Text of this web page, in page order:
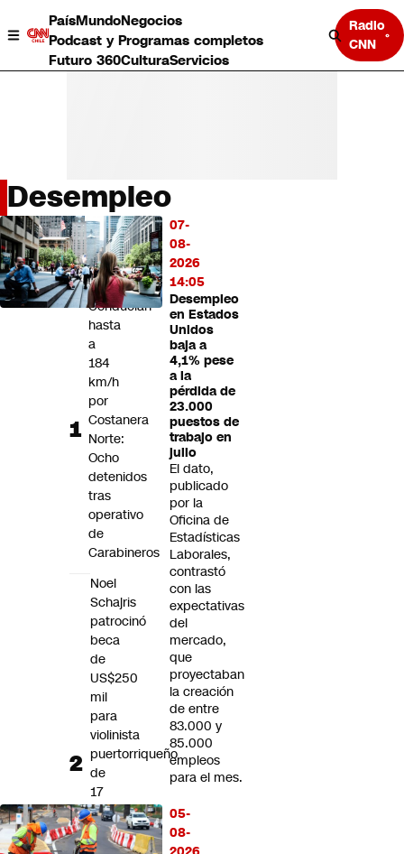
PaísMundoNegocios
Podcast y Programas completos
Futuro 360CulturaServicios
Radio
CNN
País
Mundo
Negocios
Deportes
Programas completos
CNN tiempo
Futuro 360
Desempleo
07-
08-
2026
14:05
Desempleo
en Estados
Unidos
baja a
4,1% pese
a la
pérdida de
23.000
puestos de
trabajo en
julio
El dato,
publicado
por la
Oficina de
Estadísticas
Laborales,
contrastó
con las
expectativas
del
mercado,
que
proyectaban
la creación
de entre
83.000 y
85.000
empleos
para el mes.
05-
08-
LO
MÁS
LEÍDO
Conducían
hasta
a
184
km/h
por
Costanera
Norte:
Ocho
detenidos
tras
operativo
de
Carabineros
Noel
Schajris
patrocinó
beca
de
US$250
mil
para
violinista
puertorriqueño
de
17
años
junto
a